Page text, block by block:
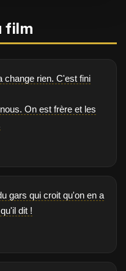
film
change rien. C'est fini
On est frère et les
gars qui croit qu'on en a
dit !